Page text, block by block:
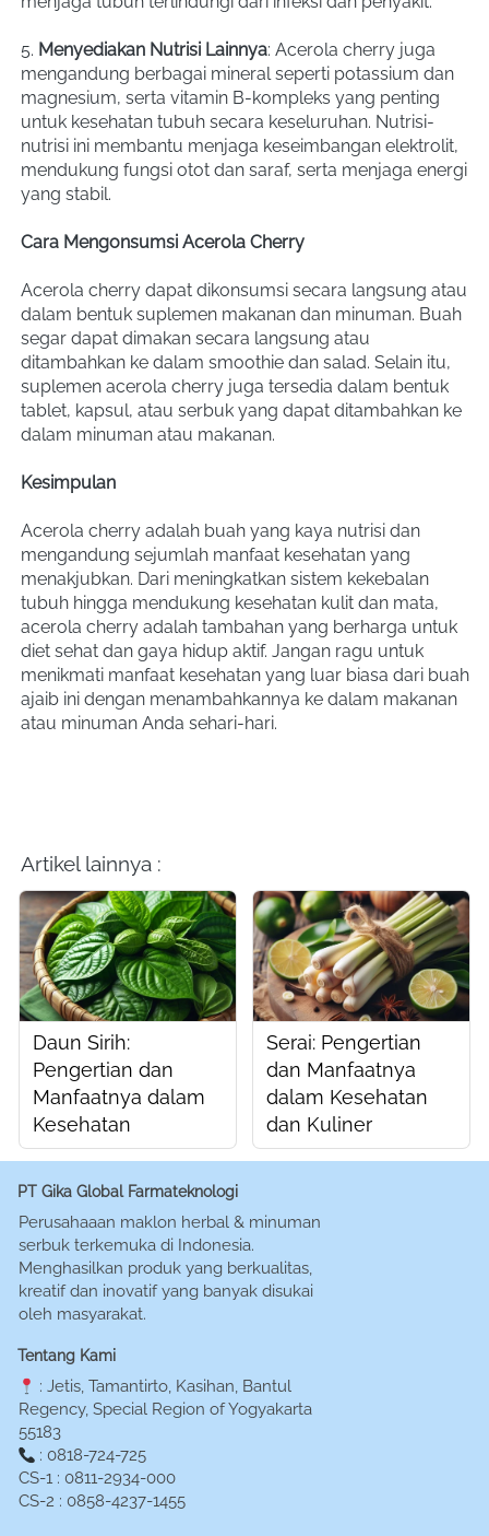
5. Menyediakan Nutrisi Lainnya: Acerola cherry juga
mengandung berbagai mineral seperti potassium dan
magnesium, serta vitamin B-kompleks yang penting
untuk kesehatan tubuh secara keseluruhan. Nutrisi-
nutrisi ini membantu menjaga keseimbangan elektrolit,
mendukung fungsi otot dan saraf, serta menjaga energi
yang stabil.
Cara Mengonsumsi Acerola Cherry
Acerola cherry dapat dikonsumsi secara langsung atau
dalam bentuk suplemen makanan dan minuman. Buah
segar dapat dimakan secara langsung atau
ditambahkan ke dalam smoothie dan salad. Selain itu,
suplemen acerola cherry juga tersedia dalam bentuk
tablet, kapsul, atau serbuk yang dapat ditambahkan ke
dalam minuman atau makanan.
Kesimpulan
Acerola cherry adalah buah yang kaya nutrisi dan
mengandung sejumlah manfaat kesehatan yang
menakjubkan. Dari meningkatkan sistem kekebalan
tubuh hingga mendukung kesehatan kulit dan mata,
acerola cherry adalah tambahan yang berharga untuk
diet sehat dan gaya hidup aktif. Jangan ragu untuk
menikmati manfaat kesehatan yang luar biasa dari buah
ajaib ini dengan menambahkannya ke dalam makanan
atau minuman Anda sehari-hari.
Artikel lainnya :
Daun Sirih:
Pengertian dan
Manfaatnya dalam
Kesehatan
Serai: Pengertian
dan Manfaatnya
dalam Kesehatan
dan Kuliner
PT Gika Global Farmateknologi
Perusahaaan maklon herbal & minuman
serbuk terkemuka di Indonesia.
Menghasilkan produk yang berkualitas,
kreatif dan inovatif yang banyak disukai
oleh masyarakat.
Tentang Kami
: Jetis, Tamantirto, Kasihan, Bantul
Regency, Special Region of Yogyakarta
55183
: 0818-724-725
CS-1 : 0811-2934-000
CS-2 : 0858-4237-1455